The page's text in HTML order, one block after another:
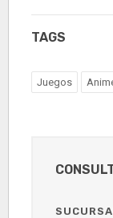
TAGS
Juegos